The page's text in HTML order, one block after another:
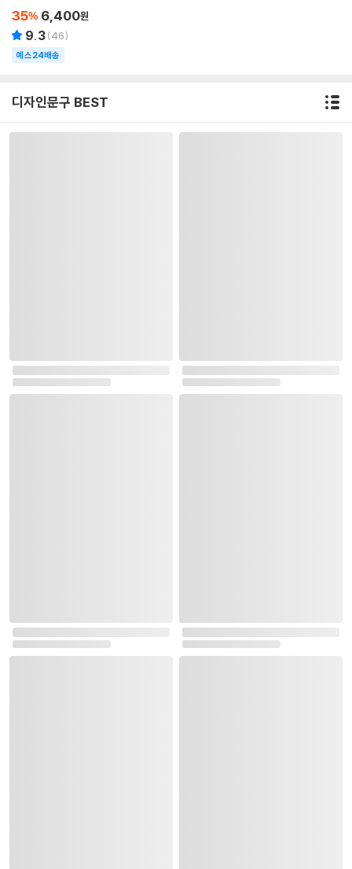
35% 6,400원
9.3(46)
예스24배송
디자인문구 BEST